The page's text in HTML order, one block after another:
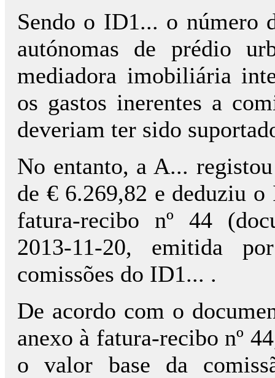
Sendo o ID1... o número
autónomas de prédio
mediadora imobiliária
os gastos inerentes a
deveriam ter sido
No entanto, a A...
de € 6.269,82 e deduziu
fatura-recibo nº 44
2013-11-20, emitida
comissões do ID1... .
De acordo com o
anexo à fatura-recibo nº
o valor base da